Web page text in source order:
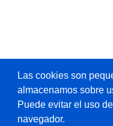
Las cookies son
almacenamos sobre
Puede evitar el uso
navegador.